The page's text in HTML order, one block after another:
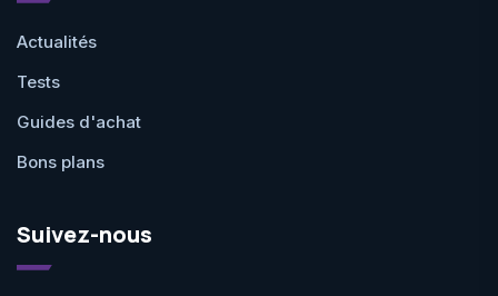
Actualités
Tests
Guides d'achat
Bons plans
Suivez-nous